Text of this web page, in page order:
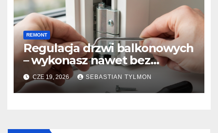
REMONT
Regulacja drzwi balkonowych
– wykonasz nawet bez
doświadczenia.
CZE 19, 2026 SEBASTIAN TYLMON